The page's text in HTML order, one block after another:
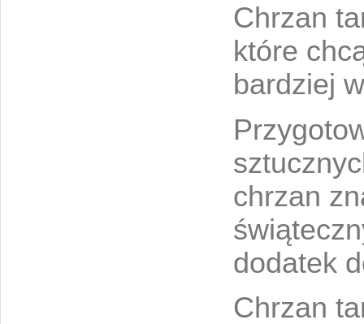
Chrzan
które
bardziej
chrzan
dodatek
Chrzan